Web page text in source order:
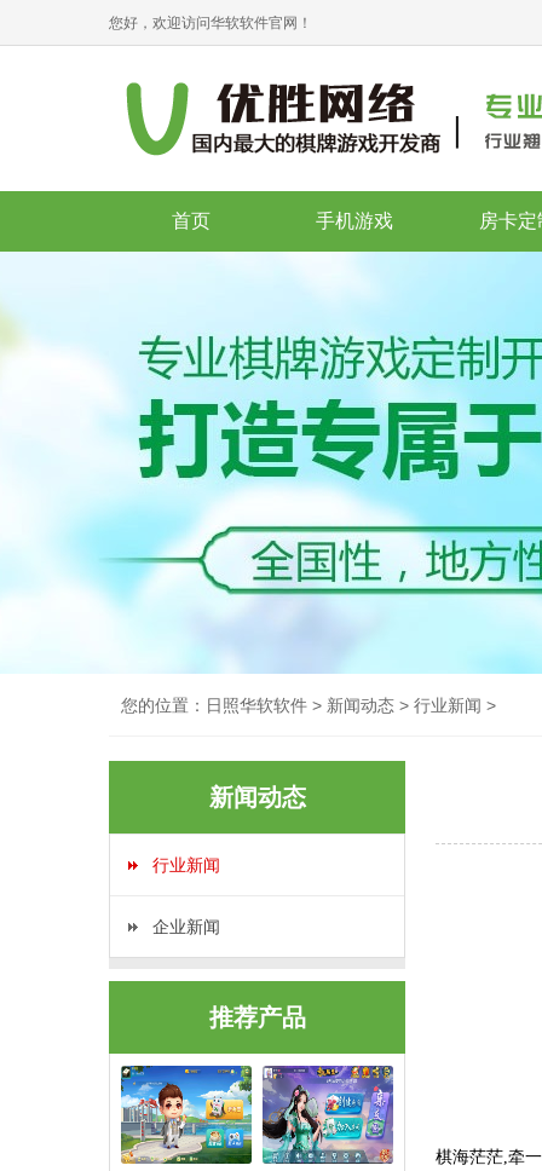
您好，欢迎访问华软软件官网！
首页 手机游戏 房卡定
您的位置： 日照华软软件 > 新闻动态 > 行业新闻 >
新闻动态
行业新闻
企业新闻
推荐产品
棋海茫茫,牵